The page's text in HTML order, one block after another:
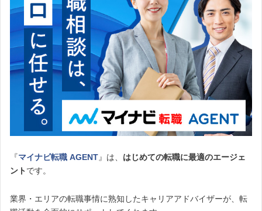
『マイナビ転職 AGENT』は、 はじめての転職に最適のエージェ
ントです。
業界・エリアの転職事情に熟知したキャリアアドバイザーが、転